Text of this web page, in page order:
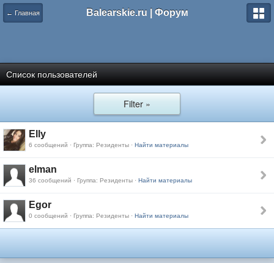
← Главная Balearskie.ru | Форум
Список пользователей
Filter »
Elly
6 сообщений · Группа: Резиденты · Найти материалы
elman
36 сообщений · Группа: Резиденты · Найти материалы
Egor
0 сообщений · Группа: Резиденты · Найти материалы